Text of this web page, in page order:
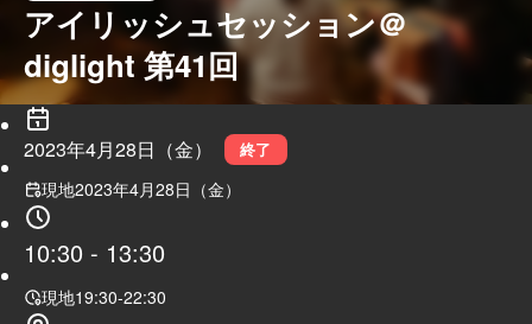
アイリッシュセッション＠
diglight 第41回
2023年4月28日（金） 終了
現地2023年4月28日（金）
10:30 - 13:30
現地19:30-22:30